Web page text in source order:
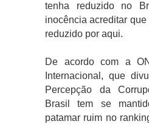
tenha reduzido no
inocência acreditar
reduzido por aqui.
De acordo com a
Internacional, que
Percepção da
Brasil tem se
patamar ruim no